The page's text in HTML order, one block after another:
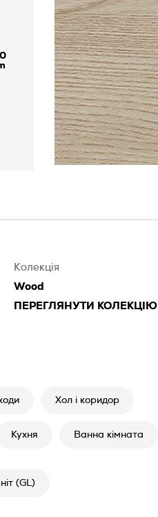
Колекція
Wood
ПЕРЕГЛЯНУТИ КОЛЕКЦІЮ
Хол і коридор
Кухня Ванна кімната
(GL)